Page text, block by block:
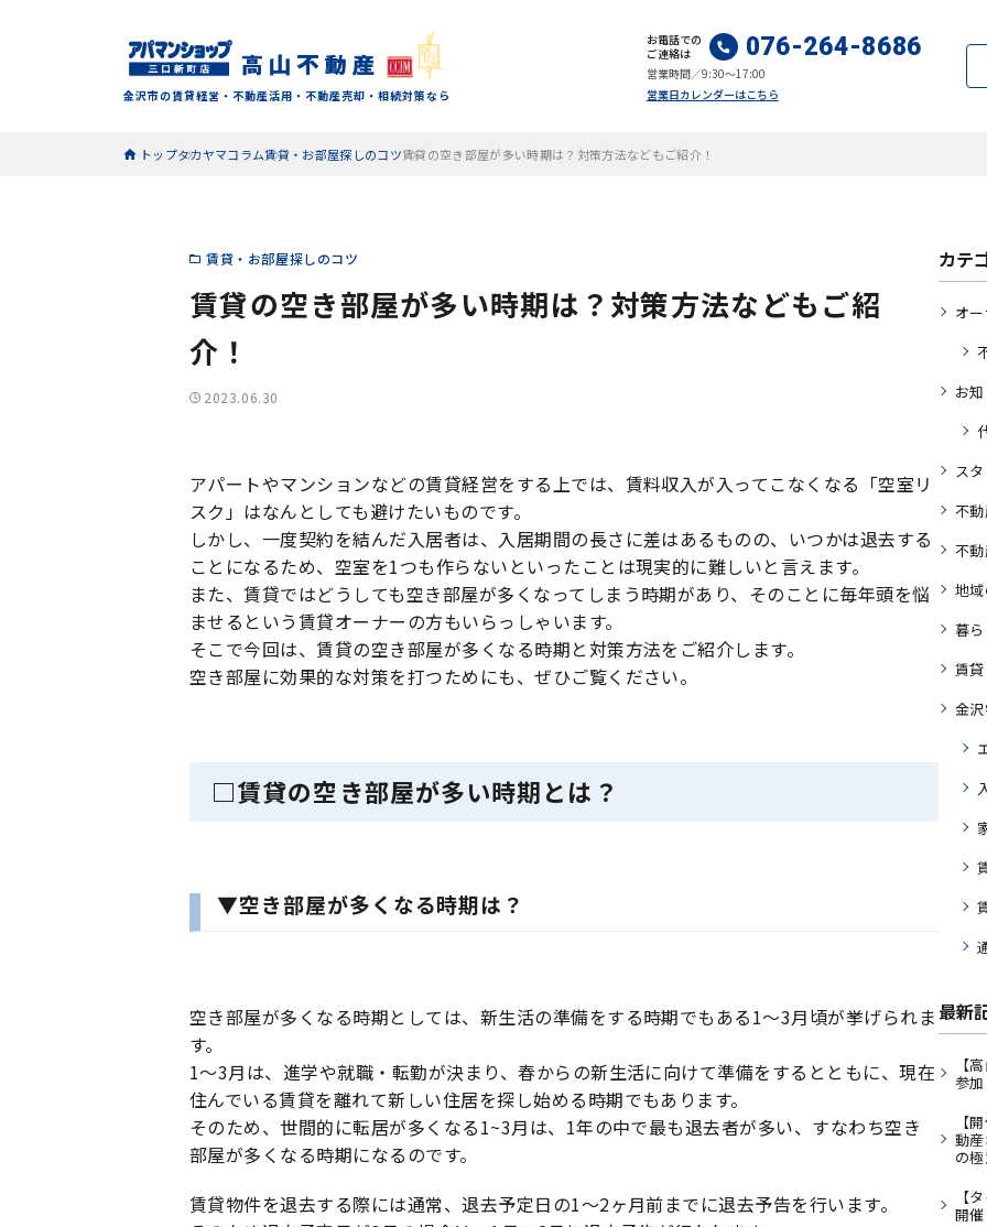
金沢市の賃貸経営・不動産活用・不動産売却・相続対策なら
お電話での
ご連絡は
076-264-8686
営業時間／9:30～17:00
営業日カレンダーはこちら
トップタカヤマコラム賃貸・お部屋探しのコツ賃貸の空き部屋が多い時期は？対策方法などもご紹介！
賃貸・お部屋探しのコツ
賃貸の空き部屋が多い時期は？対策方法などもご紹
介！
2023.06.30
アパートやマンションなどの賃貸経営をする上では、賃料収入が入ってこなくなる「空室リ
スク」はなんとしても避けたいものです。
しかし、一度契約を結んだ入居者は、入居期間の長さに差はあるものの、いつかは退去する
ことになるため、空室を1つも作らないといったことは現実的に難しいと言えます。
また、賃貸ではどうしても空き部屋が多くなってしまう時期があり、そのことに毎年頭を悩
ませるという賃貸オーナーの方もいらっしゃいます。
そこで今回は、賃貸の空き部屋が多くなる時期と対策方法をご紹介します。
空き部屋に効果的な対策を打つためにも、ぜひご覧ください。
□賃貸の空き部屋が多い時期とは？
▼空き部屋が多くなる時期は？
空き部屋が多くなる時期としては、新生活の準備をする時期でもある1〜3月頃が挙げられま
す。
1〜3月は、進学や就職・転勤が決まり、春からの新生活に向けて準備をするとともに、現在
住んでいる賃貸を離れて新しい住居を探し始める時期でもあります。
そのため、世間的に転居が多くなる1~3月は、1年の中で最も退去者が多い、すなわち空き
部屋が多くなる時期になるのです。
賃貸物件を退去する際には通常、退去予定日の1〜2ヶ月前までに退去予告を行います。
カテ
オ
お
ス
不
不
地
暮
賃
金
最新
【
参
【
動
の
【
開